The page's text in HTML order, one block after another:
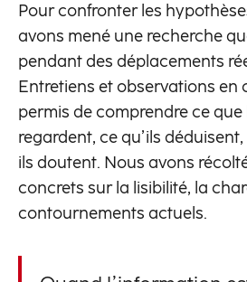
Pour confronter les
avons mené une recherche
pendant des déplacements
Entretiens et observations en
permis de comprendre ce
regardent, ce qu’ils
ils doutent. Nous avons
concrets sur la lisibilité, la
contournements actuels.